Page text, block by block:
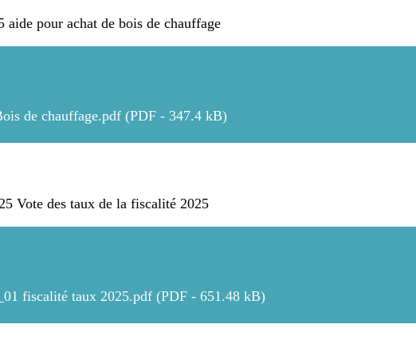
pour achat de bois de chauffage
de chauffage.pdf (PDF - 347.4 kB)
des taux de la fiscalité 2025
fiscalité taux 2025.pdf (PDF - 651.48 kB)